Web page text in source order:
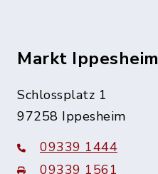
Markt Ippesheim
Schlossplatz 1
97258 Ippesheim
09339 1444
09339 1561